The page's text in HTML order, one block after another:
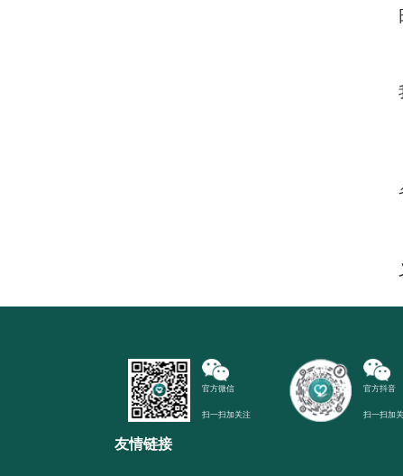
官方微信
扫一扫加关注
官方抖音
扫一扫加
友情链接